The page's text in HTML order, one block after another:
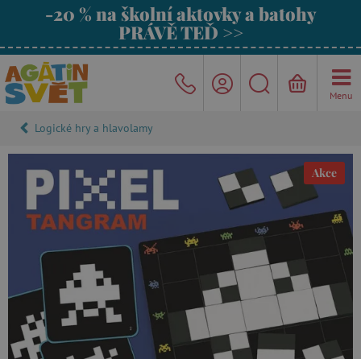
-20 % na školní aktovky a batohy
PRÁVĚ TEĎ >>
Menu
Logické hry a hlavolamy
Akce